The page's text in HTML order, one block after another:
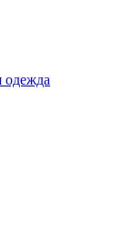
одежда